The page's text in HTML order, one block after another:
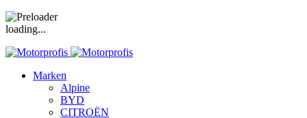
loading...
Marken
Alpine
BYD
CITROËN